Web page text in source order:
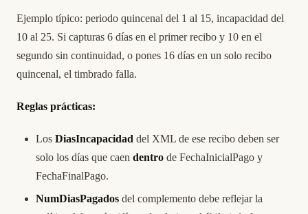
Ejemplo típico: periodo quincenal del 1 al 15, incapacidad del
10 al 25. Si capturas 6 días en el primer recibo y 10 en el
segundo sin continuidad, o pones 16 días en un solo recibo
quincenal, el timbrado falla.
Reglas prácticas:
Los DiasIncapacidad del XML de ese recibo deben ser
solo los días que caen dentro de FechaInicialPago y
FechaFinalPago.
NumDiasPagados del complemento debe reflejar la